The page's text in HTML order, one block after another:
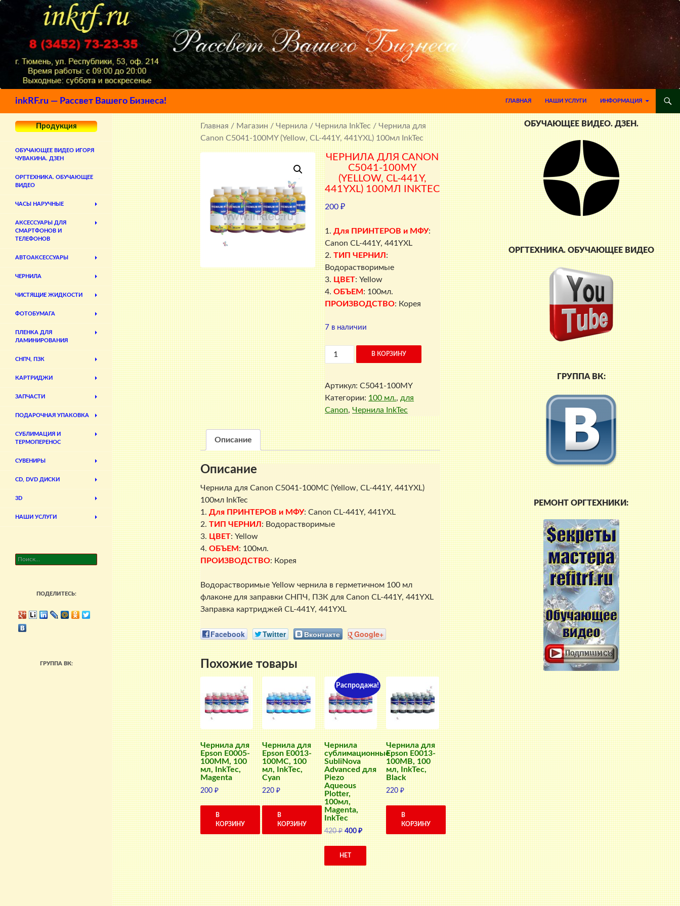
inkRF.ru — Рассвет Вашего Бизнеса!
ГЛАВНАЯ
НАШИ УСЛУГИ ИНФОРМАЦИЯ
Главная/Магазин/Чернила/Чернила InkTec/ Чернила для
Canon C5041-100MY (Yellow, CL-441Y, 441YXL) 100мл InkTec
ЧЕРНИЛА ДЛЯ CANON
C5041-100MY
(YELLOW, CL-441Y,
441YXL) 100МЛ INKTEC
200₽
1.Для ПРИНТЕРОВ и МФУ:
Canon CL-441Y, 441YXL
2.ТИП ЧЕРНИЛ :
Водорастворимые
3. ЦВЕТ: Yellow
4. ОБЪЕМ : 100мл.
ПРОИЗВОДСТВО: Корея
7 в наличии
Количество
товара
Чернила
для
Canon
C5041-
100MY
(Yellow,
CL-
441Y,
100мл
В КОРЗИНУ
Артикул:C5041-100MY
Категории: 100 мл.,для
Canon,Чернила InkTec
Описание
Описание
Чернила для Canon C5041-100MC (Yellow, CL-441Y, 441YXL)
100мл InkTec
1. Для ПРИНТЕРОВ и МФУ: Canon CL-441Y, 441YXL
2. ТИП ЧЕРНИЛ : Водорастворимые
3. ЦВЕТ: Yellow
4. ОБЪЕМ : 100мл.
ПРОИЗВОДСТВО: Корея
Водорастворимые Yellow чернила в герметичном 100 мл
флаконе для заправки СНПЧ, ПЗК для Canon CL-441Y, 441YXL
Заправка картриджей CL-441Y, 441YXL
Facebook Twitter Вконтакте Google+
Похожие товары
Чернила для
Epson E0005-
100MM, 100
мл, InkTec,
Magenta
200₽
В
КОРЗИНУ
Чернила для
Epson E0013-
100MC, 100
мл, InkTec,
Cyan
220₽
В
КОРЗИНУ
Распродажа!
Чернила
сублимационные
SubliNova
Advanced для
Piezo
Aqueous
Plotter,
100мл,
Magenta,
InkTec
420₽ Первоначальная
цена
составляла
400₽Текущая
цена:
400 ₽.
НЕТ
Чернила для
Epson E0013-
100MB, 100
мл, InkTec,
Black
220₽
В
КОРЗИНУ
ОБУЧАЮЩЕЕ ВИДЕО. ДЗЕН.
ОРГТЕХНИКА. ОБУЧАЮЩЕЕ ВИДЕО
ГРУППА ВК:
РЕМОНТ ОРГТЕХНИКИ:
Продукция
ОБУЧАЮЩЕЕ ВИДЕО ИГОРЯ
ЧУВАКИНА. ДЗЕН
ОРГТЕХНИКА. ОБУЧАЮЩЕЕ
ВИДЕО
ЧАСЫ НАРУЧНЫЕ
АКСЕССУАРЫ ДЛЯ
СМАРТФОНОВ И
ТЕЛЕФОНОВ
АВТОАКСЕССУАРЫ
ЧЕРНИЛА
ЧИСТЯЩИЕ ЖИДКОСТИ
ФОТОБУМАГА
ПЛЕНКА ДЛЯ
ЛАМИНИРОВАНИЯ
СНПЧ, ПЗК
КАРТРИДЖИ
ЗАПЧАСТИ
ПОДАРОЧНАЯ УПАКОВКА
СУБЛИМАЦИЯ И
ТЕРМОПЕРЕНОС
СУВЕНИРЫ
CD, DVD ДИСКИ
3D
НАШИ УСЛУГИ
Найти:
ПОДЕЛИТЕСЬ:
ГРУППА ВК: